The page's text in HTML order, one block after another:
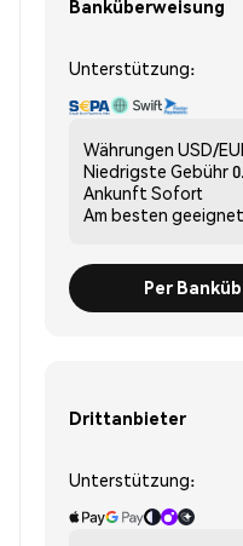
Banküberweisung
Unterstützung:
Währungen USD/
Niedrigste Gebühr
Ankunft Sofort
Am besten
Per
Drittanbieter
Unterstützung: